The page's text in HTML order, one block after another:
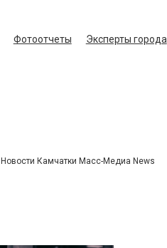
Фотоотчеты
Эксперты города
Новости Камчатки Масс-Медиа News